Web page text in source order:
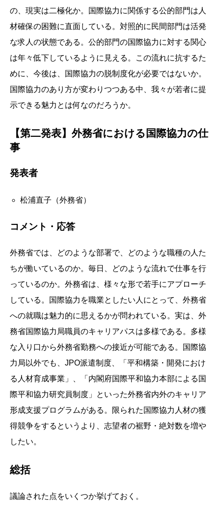
の、現実は二極化か。国際協力に関係する公的部門は人
材確保の困難に直面している。対照的に民間部門は活発
な求人の状態である。公的部門の国際協力に対する関心
は年々低下しているように見える。この流れに抗するた
めに、今後は、国際協力の脱制度化が必要ではないか。
国際協力のあり方が変わりつつある中、我々が若者に提
示できる魅力とは何なのだろうか。
【第二発表】外務省における国際協力の仕
事
発表者
松浦直子（外務省）
コメント・応答
外務省では、どのような部署で、どのような職種の人た
ちが働いているのか。毎日、どのような流れで仕事を行
っているのか。外務省は、様々な形で若手にアプローチ
している。国際協力を職業としたい人にとって、外務省
への就職は魅力的に思えるかが問われている。実は、外
務省国際協力局職員のキャリアパスは多様である。多様
な入り口から外務省勤務への接近が可能である。国際協
力局以外でも、JPO派遣制度、「平和構築・開発におけ
る人材育成事業」、「内閣府国際平和協力本部による国
際平和協力研究員制度」といった外務省内外のキャリア
形成支援プログラムがある。限られた国際協力人材の獲
得競争をするというより、志望者の裾野・絶対数を増や
したい。
総括
議論された点をいくつか挙げておく。